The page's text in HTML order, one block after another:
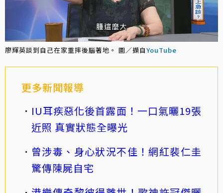
廖輝英談到自己在家重摔後腦著地。 圖／擷自YouTube
更多新聞報導
IU耳疾惡化後首露面！一口氣曬19張
近照 真實狀態全曝光
曾涉毒、身心狀況不佳！網紅裴仁圭
驚傳陳屍自宅